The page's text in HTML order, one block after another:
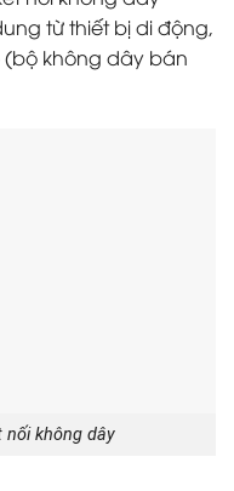
từ thiết bị di động,
không dây bán
nối không dây